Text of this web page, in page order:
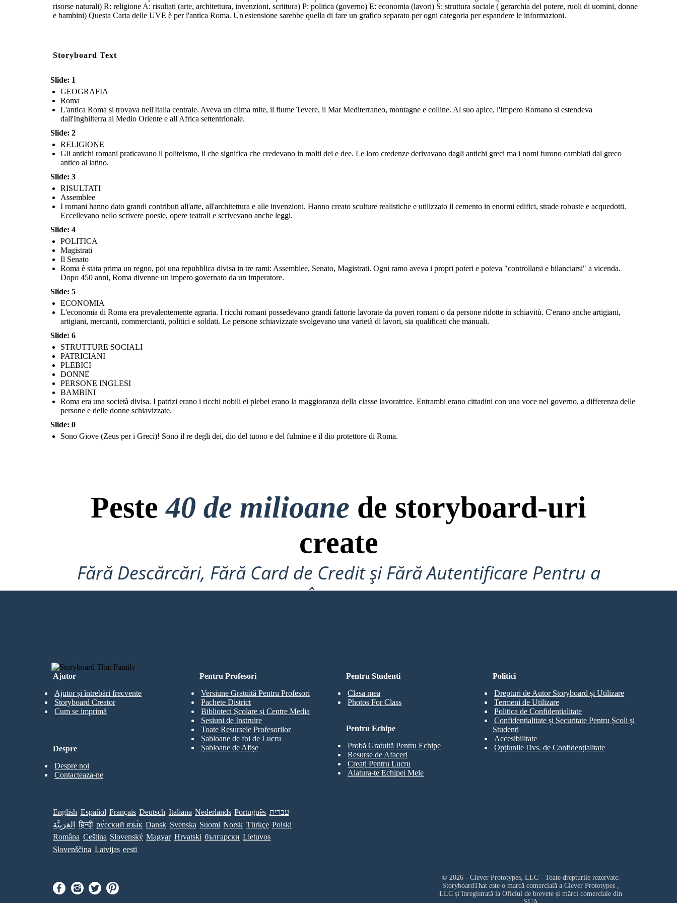
I romani hanno dato grandi contributi all'arte, all'architettura
e alle invenzioni. Hanno creato sculture realistiche e utilizzato
il cemento in enormi edifici, strade robuste e acquedotti.
Eccellevano nello scrivere poesie, opere teatrali e scrivevano
anche leggi.
Dopo 450 anni, Roma divenne un impero governato da un
imperatore.
artigiani, artigiani, mercanti, commercianti, politici e soldati.
Le persone schiavizzate svolgevano una varietà di lavori, sia nel governo, a differenza delle persone e delle
donne schiavizzate.
Assemblee Il Senato
POLITICA
Roma è stata prima un regno, poi una repubblica divisa in tre
rami: Assemblee, Senato, Magistrati. Ogni ramo aveva i
Dopo 450 anni, Roma divenne un impero governato da un
imperatore.
L'economia di Roma era prevalentemente agraria. I ricchi
romani possedevano grandi fattorie lavorate da poveri
romani o da persone ridotte in schiavitù. C'erano anche
Roma era una società divisa. I patrizi erano i ricchi
nobili ei plebei erano la maggioranza della classe
P E S
ECONOMIA
L'economia di Roma era prevalentemente agraria. I ricchi
romani possedevano grandi fattorie lavorate da poveri
romani o da persone ridotte in schiavitù. C'erano anche
artigiani, artigiani, mercanti, commercianti, politici e soldati.
Le persone schiavizzate svolgevano una varietà di lavori, sia
Roma era una società divisa. I patrizi erano i ricchi
nobili ei plebei erano la maggioranza della classe
lavoratrice. Entrambi erano cittadini con una voce
nel governo, a differenza delle persone e delle
E
Magistrati
Roma era una società divisa. I patrizi erano i ricchi
lavoratrice. Entrambi erano cittadini con una voce
nel governo, a differenza delle persone e delle
donne schiavizzate.
BAMBINI
risorse naturali) R: religione A: risultati (arte, architettura, invenzioni, scrittura) P: politica (governo) E: economia (lavori) S: struttura sociale ( gerarchia del potere, ruoli di uomini, donne
e bambini) Questa Carta delle UVE è per l'antica Roma. Un'estensione sarebbe quella di fare un grafico separato per ogni categoria per espandere le informazioni.
Storyboard Text
Slide: 1
GEOGRAFIA
Roma
L'antica Roma si trovava nell'Italia centrale. Aveva un clima mite, il fiume Tevere, il Mar Mediterraneo, montagne e colline. Al suo apice, l'Impero Romano si estendeva
dall'Inghilterra al Medio Oriente e all'Africa settentrionale.
Slide: 2
RELIGIONE
Gli antichi romani praticavano il politeismo, il che significa che credevano in molti dei e dee. Le loro credenze derivavano dagli antichi greci ma i nomi furono cambiati dal greco
antico al latino.
Slide: 3
RISULTATI
Assemblee
I romani hanno dato grandi contributi all'arte, all'architettura e alle invenzioni. Hanno creato sculture realistiche e utilizzato il cemento in enormi edifici, strade robuste e acquedotti.
Eccellevano nello scrivere poesie, opere teatrali e scrivevano anche leggi.
Slide: 4
POLITICA
Magistrati
Il Senato
Roma è stata prima un regno, poi una repubblica divisa in tre rami: Assemblee, Senato, Magistrati. Ogni ramo aveva i propri poteri e poteva "controllarsi e bilanciarsi" a vicenda.
Dopo 450 anni, Roma divenne un impero governato da un imperatore.
Slide: 5
ECONOMIA
L'economia di Roma era prevalentemente agraria. I ricchi romani possedevano grandi fattorie lavorate da poveri romani o da persone ridotte in schiavitù. C'erano anche artigiani,
artigiani, mercanti, commercianti, politici e soldati. Le persone schiavizzate svolgevano una varietà di lavori, sia qualificati che manuali.
Slide: 6
STRUTTURE SOCIALI
PATRICIANI
PLEBICI
DONNE
PERSONE INGLESI
BAMBINI
Roma era una società divisa. I patrizi erano i ricchi nobili ei plebei erano la maggioranza della classe lavoratrice. Entrambi erano cittadini con una voce nel governo, a differenza delle
persone e delle donne schiavizzate.
Slide: 0
Sono Giove (Zeus per i Greci)! Sono il re degli dei, dio del tuono e del fulmine e il dio protettore di Roma.
Peste40 de milioane de storyboard-uri
create
Fără Descărcări, Fără Card de Credit și Fără Autentificare Pentru a
Încerca!
Ajutor
Ajutor și întrebări frecvente
Storyboard Creator
Cum se imprimă
Pentru Studenti
Clasa mea
Photos For Class
Pentru Profesori
Versiune Gratuită Pentru Profesori
Pachete District
Biblioteci Școlare și Centre Media
Sesiuni de Instruire
Toate Resursele Profesorilor
Șabloane de foi de Lucru
Șabloane de Afișe
Pentru Echipe
Probă Gratuită Pentru Echipe
Resurse de Afaceri
Creați Pentru Lucru
Alatura-te Echipei Mele
Despre
Despre noi
Contacteaza-ne
Politici
Drepturi de Autor Storyboard și Utilizare
Termeni de Utilizare
Politica de Confidentialitate
Confidențialitate și Securitate Pentru Școli și
Studenți
Accesibilitate
Opțiunile Dvs. de Confidențialitate
English Español Français Deutsch Italiana Nederlands Português עברית
العَرَبِيَّة
हिन्दी ру́сский язы́к Dansk Svenska Suomi Norsk Türkçe Polski
Româna Ceština Slovenský Magyar Hrvatski български Lietuvos
Slovenščina Latvijas eesti
© 2026 - Clever Prototypes, LLC - Toate drepturile rezervate.
StoryboardThat este o marcă comercială a Clever Prototypes ,
LLC și înregistrată la Oficiul de brevete și mărci comerciale din